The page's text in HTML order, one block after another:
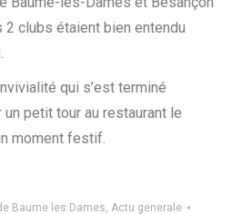
clubs étaient bien entendu
qui s’est terminé
un petit tour au restaurant le
moment festif.
Baume les Dames, Actu generale